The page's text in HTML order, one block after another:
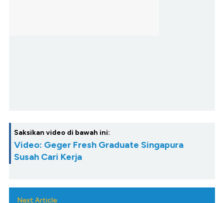
Saksikan video di bawah ini:
Video: Geger Fresh Graduate Singapura
Susah Cari Kerja
Next Article